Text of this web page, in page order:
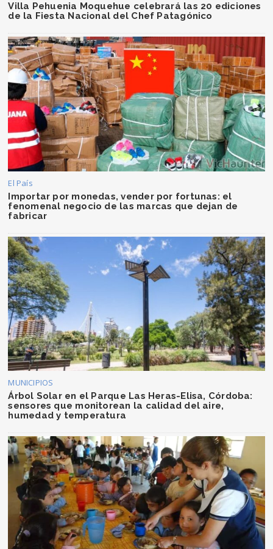
Villa Pehuenia Moquehue celebrará las 20 ediciones
de la Fiesta Nacional del Chef Patagónico
El País
Importar por monedas, vender por fortunas: el
fenomenal negocio de las marcas que dejan de
fabricar
MUNICIPIOS
Árbol Solar en el Parque Las Heras-Elisa, Córdoba:
sensores que monitorean la calidad del aire,
humedad y temperatura